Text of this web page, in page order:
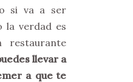
si va a ser
la verdad es
restaurante
llevar a
a que te